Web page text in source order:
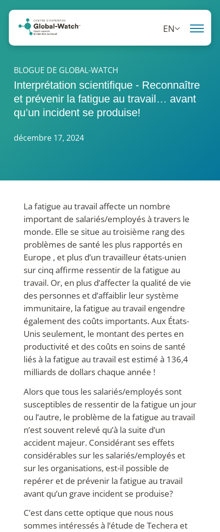
EN
BLOGUE DE GLOBAL-WATCH
Interprétation scientifique - Reconnaître
et prévenir la fatigue au travail… avant
qu’un incident se produise!
décembre 17, 2024
La fatigue au travail affecte un nombre
important de salariés/employés à travers le
monde. Elle se situe au troisième rang des
problèmes de santé les plus rapportés en
Europe , et plus d’un travailleur états-unien
sur cinq affirme ressentir de la fatigue au
travail. Or, en plus d’affecter la qualité de vie
des personnes et d’affaiblir leur système
immunitaire, la fatigue au travail engendre
également des coûts importants. Aux États-
Unis seulement, le montant des pertes en
productivité et des coûts en soins de santé
liés à la fatigue au travail est estimé à 136,4
milliards de dollars chaque année !
Alors que tous les salariés/employés sont
susceptibles de ressentir de la fatigue un jour
ou l’autre, le problème de la fatigue au travail
n’est souvent relevé qu’à la suite d’un
accident majeur. Considérant ses effets
considérables sur les salariés/employés et
sur les organisations, est-il possible de
repérer et de prévenir la fatigue au travail
avant qu’un grave incident se produise?
C’est dans cette optique que nous nous
sommes intéressés à l’étude de Techera et